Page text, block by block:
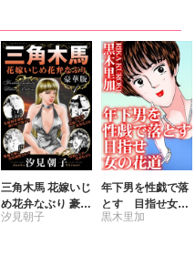
三角木馬 花嫁いじ
め花弁なぶり 豪華
版
汐見朝子
年下男を性戯で落
とす 目指せ女の
花道
黒木里加